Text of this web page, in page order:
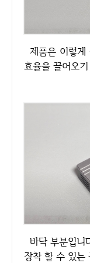
제품은 이렇게 생겼습니다. 메탈 바디에 공랭의 최대
효율을 끌어오
바닥 부분입니다. 딱 봐도 저 나사를 풀면 M.2 SSD를
장착 할 수 있는